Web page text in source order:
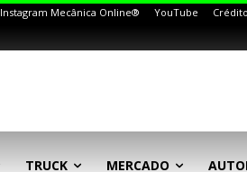
Instagram Mecânica Online® YouTube
TRUCK MERCADO